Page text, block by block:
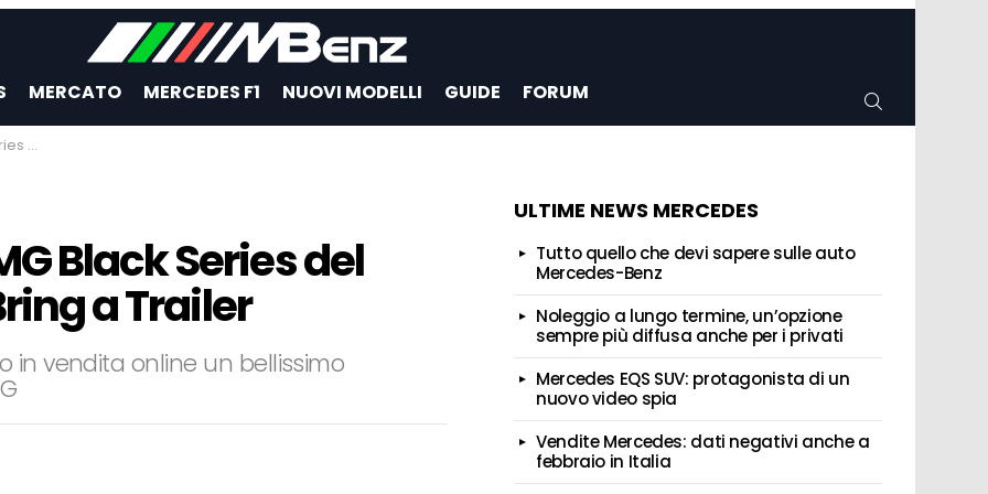
MERCATO MERCEDES F1 NUOVI MODELLI GUIDE FORUM
Black Series del
a Trailer
in vendita online un bellissimo
ULTIME NEWS MERCEDES
Tutto quello che devi sapere sulle auto
Mercedes-Benz
Noleggio a lungo termine, un’opzione
sempre più diffusa anche per i privati
Mercedes EQS SUV: protagonista di un
nuovo video spia
Vendite Mercedes: dati negativi anche a
febbraio in Italia